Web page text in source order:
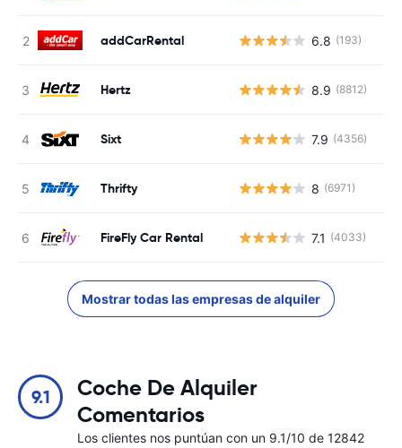
addCarRental 6.8 (193)
Hertz 8.9 (8812)
Sixt 7.9 (4356)
Thrifty 8 (6971)
FireFly Car Rental 7.1 (4033)
Mostrar todas las empresas de alquiler
9.1
Coche De Alquiler
Comentarios
Los clientes nos puntúan con un 9.1/10 de 12842